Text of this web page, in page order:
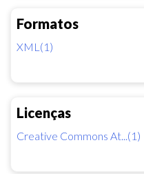
Formatos
XML(1)
Licenças
Creative Commons At...(1)